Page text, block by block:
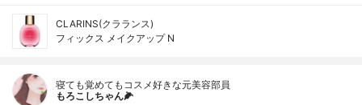
CLARINS(クラランス)
フィックス メイクアップ N
寝ても覚めてもコスメ好きな元美容部員
もろこしちゃん🌽